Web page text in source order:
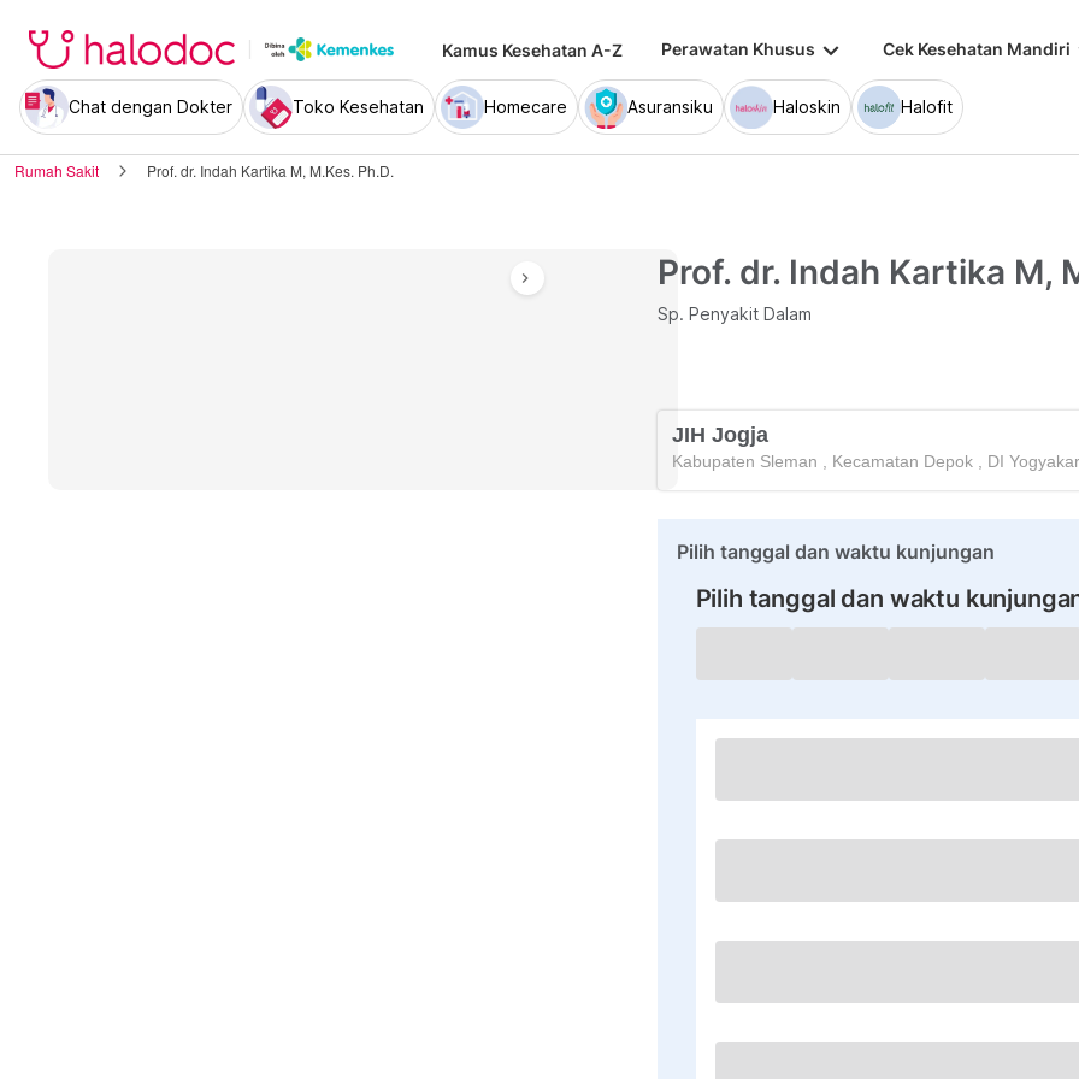
Kamus Kesehatan A-Z Perawatan Khusus keyboard_arrow_down Cek Kesehatan Mandiri
Chat dengan Dokter Toko Kesehatan Homecare Asuransiku Haloskin Halofit
Rumah Sakit Prof. dr. Indah Kartika M, M.Kes. Ph.D.
chevron_right Prof. dr. Indah Kartika M,
Sp. Penyakit Dalam
JIH Jogja
Kabupaten Sleman Kecamatan Depok DI
Pilih tanggal dan waktu kunjungan
Pilih tanggal dan waktu